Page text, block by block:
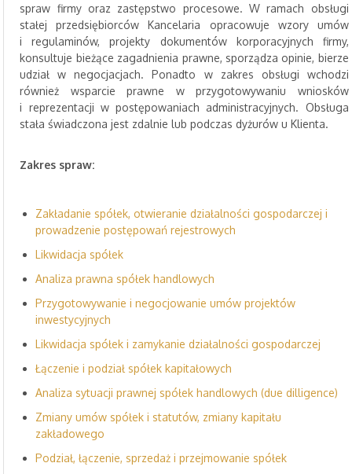
spraw firmy oraz zastępstwo procesowe. W ramach obsługi
stałej przedsiębiorców Kancelaria opracowuje wzory umów
i regulaminów, projekty dokumentów korporacyjnych firmy,
konsultuje bieżące zagadnienia prawne, sporządza opinie, bierze
udział w negocjacjach. Ponadto w zakres obsługi wchodzi
również wsparcie prawne w przygotowywaniu wniosków
i reprezentacji w postępowaniach administracyjnych. Obsługa
stała świadczona jest zdalnie lub podczas dyżurów u Klienta.
Zakres spraw:
Zakładanie spółek, otwieranie działalności gospodarczej i
prowadzenie postępowań rejestrowych
Likwidacja spółek
Analiza prawna spółek handlowych
Przygotowywanie i negocjowanie umów projektów
inwestycyjnych
Likwidacja spółek i zamykanie działalności gospodarczej
Łączenie i podział spółek kapitałowych
Analiza sytuacji prawnej spółek handlowych (due dilligence)
Zmiany umów spółek i statutów, zmiany kapitału
zakładowego
Podział, łączenie, sprzedaż i przejmowanie spółek